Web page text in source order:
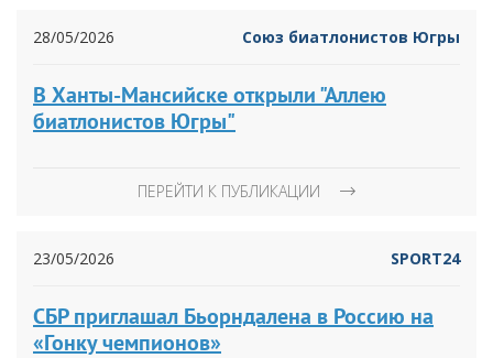
28/05/2026 Союз биатлонистов Югры
В Ханты-Мансийске открыли "Аллею
биатлонистов Югры"
ПЕРЕЙТИ К ПУБЛИКАЦИИ
23/05/2026 SPORT24
СБР приглашал Бьорндалена в Россию на
«Гонку чемпионов»